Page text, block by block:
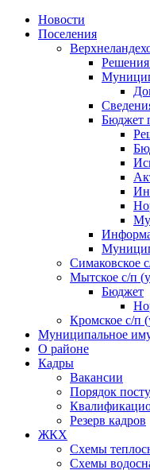
Skip
Новости
Поселения
Решения
Бюджет
Симаковское
Мытское с/п
Бюджет
Кромское с/п
Муниципальное
О районе
Кадры
Вакансии
Порядок
Резерв кадров
ЖКХ
Схемы
Схемы